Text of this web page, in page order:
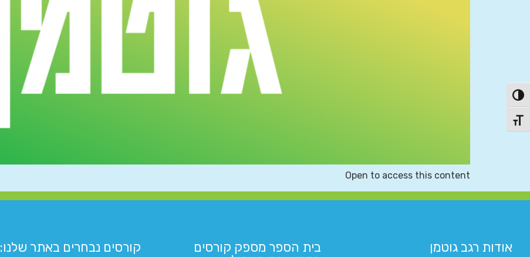
הפעל/כבה ניגודיות גבוהה
מתג גודל גופן
Open to access this content
אודות רגב גוטמן
בית הספר מספק קורסים
קורסים נבחרים באתר שלנו:​